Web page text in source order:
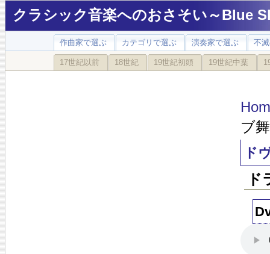
クラシック音楽へのおさそい～Blue
作曲家で選ぶ カテゴリで選ぶ 演奏家で選ぶ 不
17世紀以前 18世紀 19世紀初頭 19世紀中葉
ブ
ド